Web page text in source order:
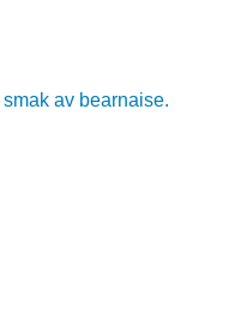
av bearnaise.